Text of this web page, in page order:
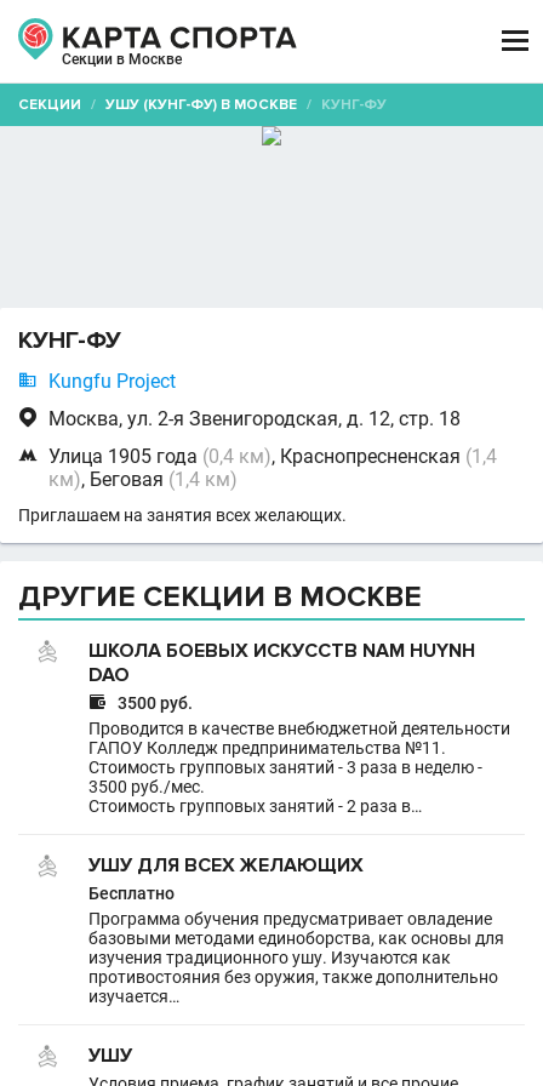
Секции в Москве

СЕКЦИИ / УШУ (КУНГ-ФУ) В МОСКВЕ / КУНГ-ФУ
КУНГ-ФУ
 Kungfu Project
 Москва, ул. 2-я Звенигородская, д. 12, стр. 18
 Улица 1905 года (0,4 км), Краснопресненская (1,4
км), Беговая (1,4 км)
Приглашаем на занятия всех желающих.
ДРУГИЕ СЕКЦИИ В МОСКВЕ
ШКОЛА БОЕВЫХ ИСКУССТВ NAM HUYNH
DAO

3500 руб.
Проводится в качестве внебюджетной деятельности
ГАПОУ Колледж предпринимательства №11.
Cтоимость групповых занятий - 3 раза в неделю -
3500 руб./мес.
Cтоимость групповых занятий - 2 раза в…
УШУ ДЛЯ ВСЕХ ЖЕЛАЮЩИХ
Бесплатно
Программа обучения предусматривает овладение
базовыми методами единоборства, как основы для
изучения традиционного ушу. Изучаются как
противостояния без оружия, также дополнительно
изучается…
УШУ